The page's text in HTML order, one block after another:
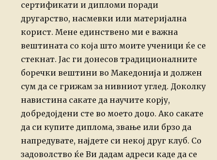
сертификати и дипломи поради
другарство, насмевки или материјална
корист. Мене единствено ми е важна
вештината со која што моите ученици ќе се
стекнат. Јас ги донесов традиционалните
боречки вештини во Македонија и должен
сум да се грижам за нивниот углед. Доколку
навистина сакате да научите корју,
добредојдени сте во моето доџо. Ако сакате
да си купите диплома, звање или брзо да
напредувате, најдете си некој друг клуб. Со
задоволство ќе Ви дадам адреси каде да се